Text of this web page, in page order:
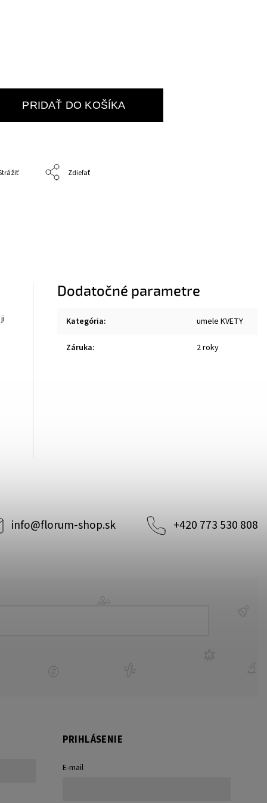
PRIDAŤ DO KOŠÍKA
Zdieľať
Dodatočné parametre
Kategória: umele KVETY
Záruka: 2 roky
info@florum-shop.sk +420 773 530 808
PRIHLÁSENIE
E-mail